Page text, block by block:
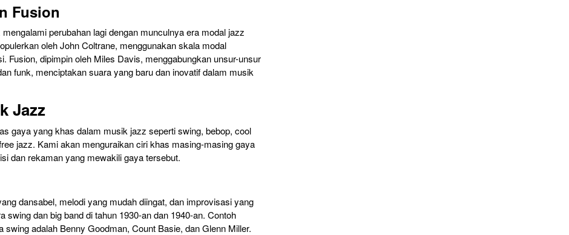
Fusion
perubahan lagi dengan munculnya era modal jazz
oleh John Coltrane, menggunakan skala modal
Fusion, dipimpin oleh Miles Davis, menggabungkan unsur-unsur
funk, menciptakan suara yang baru dan inovatif dalam musik
Jazz
gaya yang khas dalam musik jazz seperti swing, bebop, cool
jazz. Kami akan menguraikan ciri khas masing-masing gaya
dan rekaman yang mewakili gaya tersebut.
dansabel, melodi yang mudah diingat, dan improvisasi yang
swing dan big band di tahun 1930-an dan 1940-an. Contoh
swing adalah Benny Goodman, Count Basie, dan Glenn Miller.